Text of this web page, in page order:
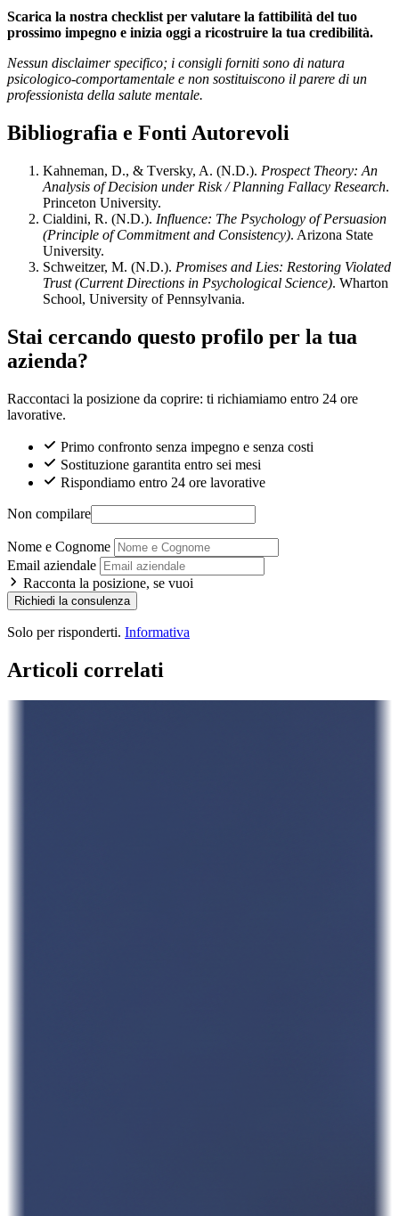
Scarica la nostra checklist per valutare la fattibilità del tuo
prossimo impegno e inizia oggi a ricostruire la tua credibilità.
Nessun disclaimer specifico; i consigli forniti sono di natura
psicologico-comportamentale e non sostituiscono il parere di un
professionista della salute mentale.
Bibliografia e Fonti Autorevoli
Kahneman, D., & Tversky, A. (N.D.). Prospect Theory: An
Analysis of Decision under Risk / Planning Fallacy Research.
Princeton University.
Cialdini, R. (N.D.). Influence: The Psychology of Persuasion
(Principle of Commitment and Consistency). Arizona State
University.
Schweitzer, M. (N.D.). Promises and Lies: Restoring Violated
Trust (Current Directions in Psychological Science). Wharton
School, University of Pennsylvania.
Stai cercando questo profilo per la tua
azienda?
Raccontaci la posizione da coprire: ti richiamiamo entro 24 ore
lavorative.
Primo confronto senza impegno e senza costi
Sostituzione garantita entro sei mesi
Rispondiamo entro 24 ore lavorative
Non compilare
Nome e Cognome
Email aziendale
Racconta la posizione, se vuoi
Richiedi la consulenza
Solo per risponderti. Informativa
Articoli correlati